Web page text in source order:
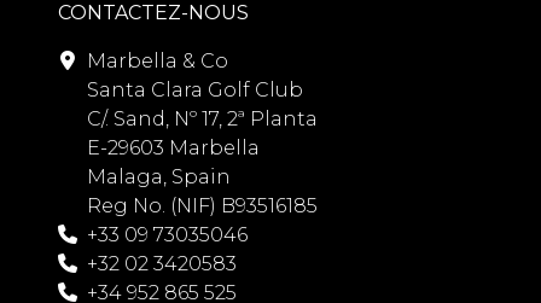
CONTACTEZ-NOUS
Marbella & Co
Santa Clara Golf Club
C/. Sand, Nº 17, 2ª Planta
E-29603 Marbella
Malaga, Spain
Reg No. (NIF) B93516185
+33 09 73035046
+32 02 3420583
+34 952 865 525